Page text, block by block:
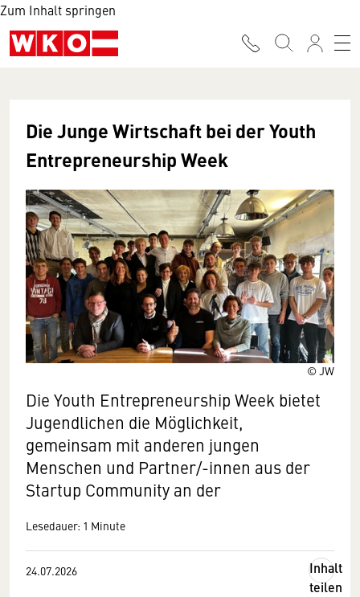
Zum Inhalt springen
© JW
Die Junge Wirtschaft bei der Youth
Entrepreneurship Week
Die Youth Entrepreneurship Week bietet
Jugendlichen die Möglichkeit,
gemeinsam mit anderen jungen
Menschen und Partner/-innen aus der
Startup Community an der
Lesedauer: 1 Minute
24.07.2026
Inhalt
teilen